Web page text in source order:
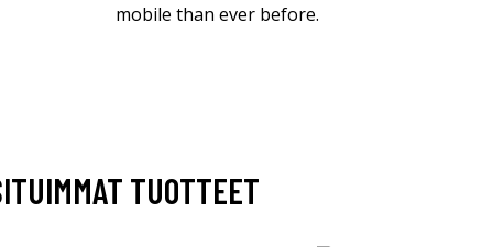
mobile than ever before.
TUOTTEET